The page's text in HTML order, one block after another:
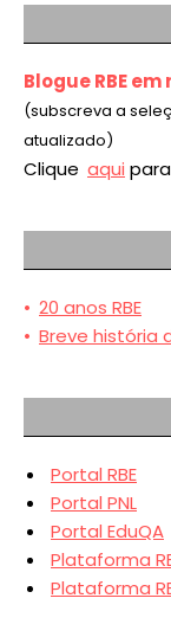
Blogue RBE
(subscreva a
atualizado)
Clique aqui
• 20 anos RBE
• Breve história
Portal RBE
Portal PNL
Portal EduQA
Plataforma
Plataforma